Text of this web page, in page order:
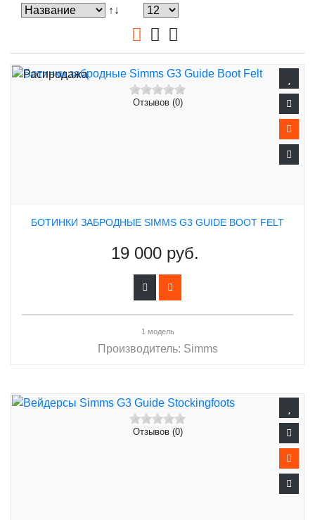
↑↓
Отзывов (0)
БОТИНКИ ЗАБРОДНЫЕ SIMMS G3 GUIDE BOOT FELT
19 000 руб.
1 модель
Производитель: Simms
Отзывов (0)